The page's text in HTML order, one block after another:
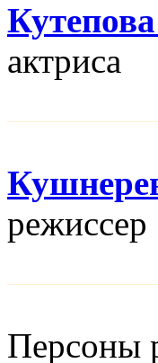
актриса
режисcер
Персоны